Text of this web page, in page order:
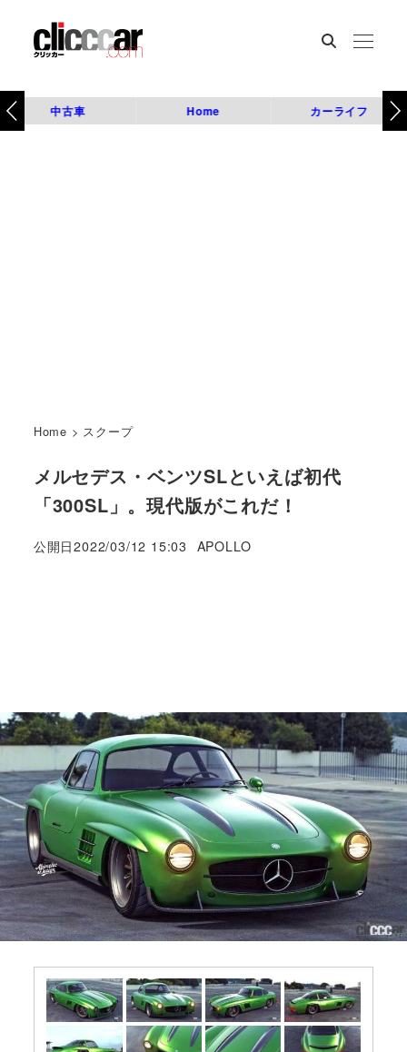
中古車 Home カーライフ
Home > スクープ
メルセデス・ベンツSLといえば初代
「300SL」。現代版がこれだ！
公開日2022/03/12 15:03
著
APOLLO